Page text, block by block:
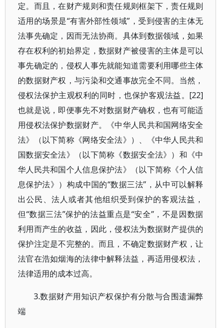
定。而且，在财产规则和责任规则框架下，责任规则
适用的场景是“有害外部性领域”，受到侵害的主体无
法事先确定，因而无法协商。具体到数据领域，如果
存在权利的初始界定，数据财产被侵害的主体是可以
事先确定的，侵权人事先就能知道需要利用哪些主体
的数据财产权，与污染和交通事故完全不同。当然，
侵权法保护主观权利的同时，也保护客观法益。[22]
也就是说，即便事先不对数据财产确权，也有可能适
用侵权法保护数据财产。《中华人民共和国网络安全
法》（以下简称《网络安全法》）、《中华人民共和
国数据安全法》（以下简称《数据安全法》）和《中
华人民共和国个人信息保护法》（以下简称《个人信
息保护法》）构成中国的“数据三法”，从中可以解释
出公民、法人或者其他组织受到保护的客观法益，
但“数据三法”保护的法益重点是“安全”，不是因数据
利用而产生的收益，因此，侵权法为数据财产提供的
保护注定是不完整的。而且，不确定数据财产权，让
法官在浩如烟海的法律中解释法益，再适用侵权法，
法律适用的成本过高。
3.数据财产用知识产权保护有分散与合围遗漏弊
端